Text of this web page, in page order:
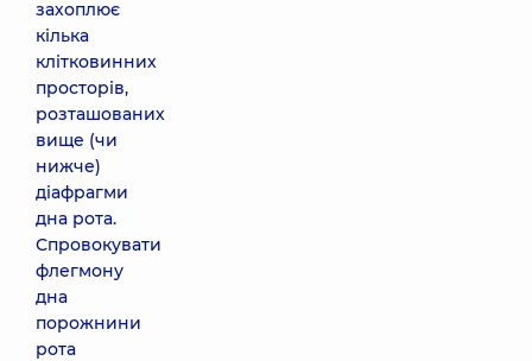
захоплює
кілька
клітковинних
просторів,
розташованих
вище (чи
нижче)
діафрагми
дна рота.
Спровокувати
флегмону
дна
порожнини
рота